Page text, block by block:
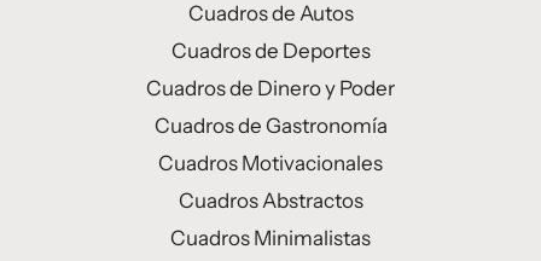
Cuadros de Autos
Cuadros de Deportes
Cuadros de Dinero y Poder
Cuadros de Gastronomía
Cuadros Motivacionales
Cuadros Abstractos
Cuadros Minimalistas